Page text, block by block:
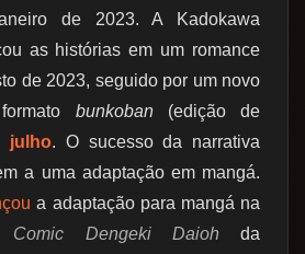
de 2023. A Kadokawa
as histórias em um romance
de 2023, seguido por um novo
bunkoban(edição de
julho. O sucesso da narrativa
a uma adaptação em mangá.
a adaptação para mangá na
Comic Dengeki Daioh da